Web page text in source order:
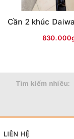
Tìm kiếm nhiều:
LIÊN HỆ